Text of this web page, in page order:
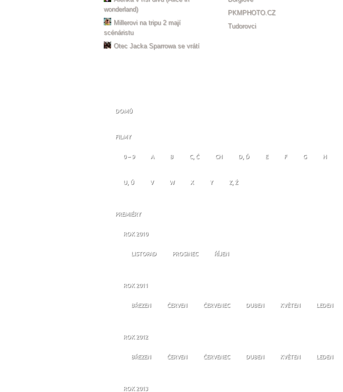
wonderland)
Millerovi na tripu 2 mají
scénáristu
Otec Jacka Sparrowa se vrátí
PKMPHOTO.CZ
Tudorovci
DOMŮ
FILMY
0 – 9 A B C, Č CH D, Ď E F G H
U, Ú V W X Y Z, Ž
PREMIÉRY
ROK 2010
LISTOPAD PROSINEC ŘÍJEN
ROK 2011
BŘEZEN ČERVEN ČERVENEC DUBEN KVĚTEN LEDEN
ROK 2012
BŘEZEN ČERVEN ČERVENEC DUBEN KVĚTEN LEDEN
ROK 2013